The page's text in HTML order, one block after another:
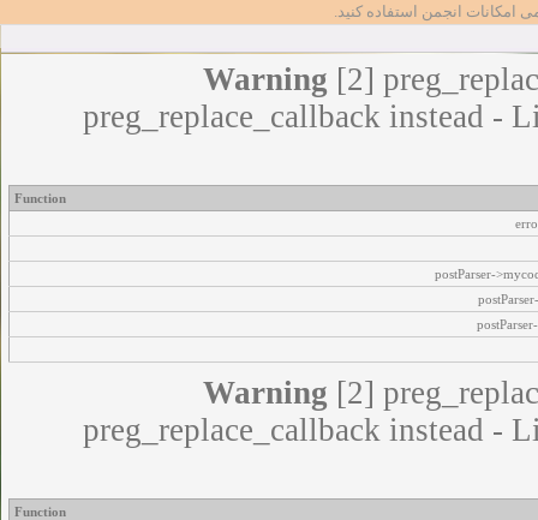
امکانات انجمن استفاده کنید.
Warning [2]
preg_replace_callback instead -
Function
postParser-
Warning [2]
preg_replace_callback instead -
Function